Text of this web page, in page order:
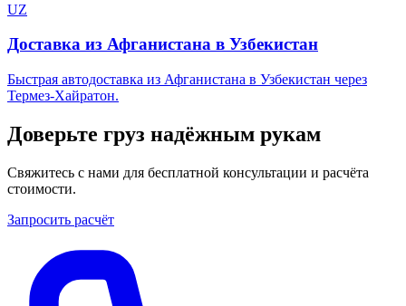
UZ
Доставка из Афганистана в Узбекистан
Быстрая автодоставка из Афганистана в Узбекистан через
Термез-Хайратон.
Доверьте груз надёжным рукам
Свяжитесь с нами для бесплатной консультации и расчёта
стоимости.
Запросить расчёт